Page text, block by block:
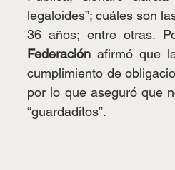
legaloides”; cuáles son
36 años; entre otras.
Federación afirmó que
cumplimiento de
por lo que aseguró que
“guardaditos”.